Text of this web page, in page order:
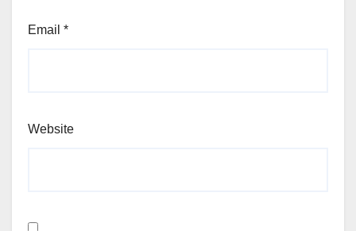
Email *
Website